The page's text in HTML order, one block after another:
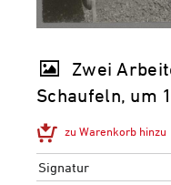
Zwei
Schaufeln, um
zu Warenkorb hinzu
Signatur